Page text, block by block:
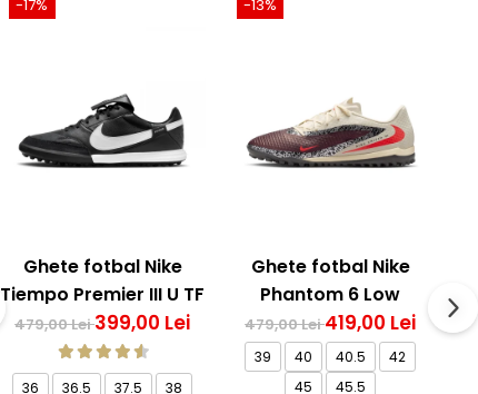
-17%
Ghete fotbal Nike
Tiempo Premier III U TF
479,00 Lei399,00 Lei
36 36.5 37.5
38
-13%
Ghete fotbal Nike
Phantom 6 Low
Academy TF NU3
479,00 Lei419,00 Lei
39 40 40.5
42
45
45.5